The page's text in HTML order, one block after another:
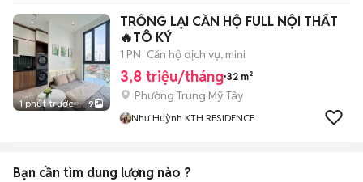
1 phút trước 9
TRỐNG LẠI CĂN HỘ FULL NỘI THẤT
🔥TÔ KÝ
1 PN Căn hộ dịch vụ, mini
3,8 triệu/tháng 32 m²
Phường Trung Mỹ Tây
Như Huỳnh KTH RESIDENCE
Bạn cần tìm dung lượng nào ?